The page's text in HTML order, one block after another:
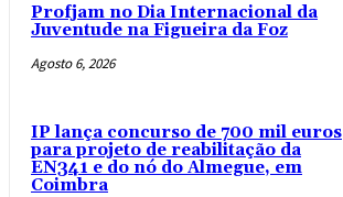
Profjam no Dia Internacional da
Juventude na Figueira da Foz
Agosto 6, 2026
IP lança concurso de 700 mil euros
para projeto de reabilitação da
EN341 e do nó do Almegue, em
Coimbra